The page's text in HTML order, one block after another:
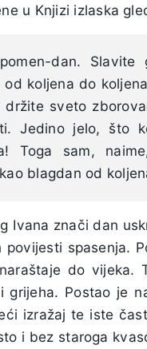
u Knjizi izlaska
dan.
koljena do
sveto
Jedino jelo, što
Toga sam,
blagdan od
Ivana znači dan
spasenja.
do vijeka.
Postao je
izražaj te iste
i bez staroga